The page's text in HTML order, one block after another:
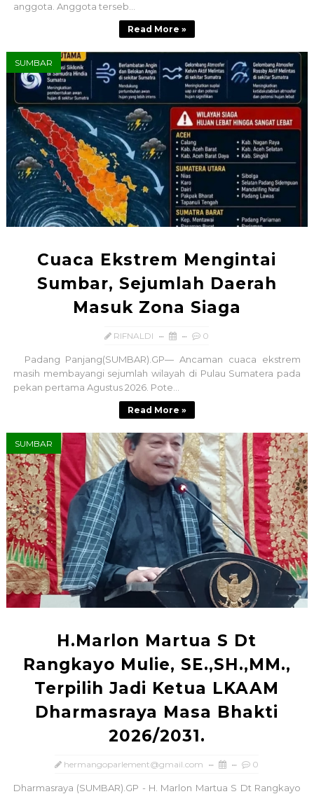
anggota. Anggota terseb...
Read More »
SUMBAR
Cuaca Ekstrem Mengintai
Sumbar, Sejumlah Daerah
Masuk Zona Siaga
RIFNALDI 0
Padang Panjang(SUMBAR).GP— Ancaman cuaca ekstrem
masih membayangi sejumlah wilayah di Pulau Sumatera pada
pekan pertama Agustus 2026. Pote...
Read More »
SUMBAR
H.Marlon Martua S Dt
Rangkayo Mulie, SE.,SH.,MM.,
Terpilih Jadi Ketua LKAAM
Dharmasraya Masa Bhakti
2026/2031.
hermangoparlement@gmail.com 0
Dharmasraya (SUMBAR).GP - H. Marlon Martua S Dt Rangkayo